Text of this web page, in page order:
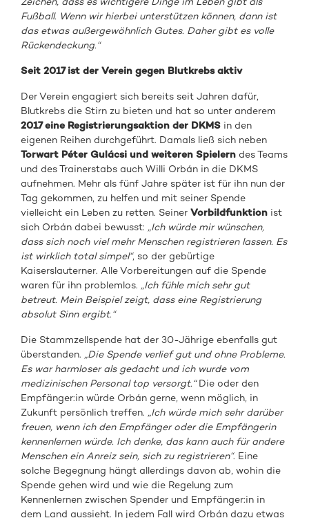
Fußball. Wenn wir hierbei unterstützen können, dann ist
das etwas außergewöhnlich Gutes. Daher gibt es volle
Rückendeckung.“
Seit 2017 ist der Verein gegen Blutkrebs aktiv
Der Verein engagiert sich bereits seit Jahren dafür,
Blutkrebs die Stirn zu bieten und hat so unter anderem
2017 eine Registrierungsaktion der DKMS in den
eigenen Reihen durchgeführt. Damals ließ sich neben
Torwart Péter Gulácsi und weiteren Spielern des Teams
und des Trainerstabs auch Willi Orbán in die DKMS
aufnehmen. Mehr als fünf Jahre später ist für ihn nun der
Tag gekommen, zu helfen und mit seiner Spende
vielleicht ein Leben zu retten. SeinerVorbildfunktion ist
sich Orbán dabei bewusst: „Ich würde mir wünschen,
dass sich noch viel mehr Menschen registrieren lassen. Es
ist wirklich total simpel“, so der gebürtige
Kaiserslauterner. Alle Vorbereitungen auf die Spende
waren für ihn problemlos. „Ich fühle mich sehr gut
betreut. Mein Beispiel zeigt, dass eine Registrierung
absolut Sinn ergibt.“
Die Stammzellspende hat der 30-Jährige ebenfalls gut
überstanden. „Die Spende verlief gut und ohne Probleme.
Es war harmloser als gedacht und ich wurde vom
medizinischen Personal top versorgt.“Die oder den
Empfänger:in würde Orbán gerne, wenn möglich, in
Zukunft persönlich treffen. „Ich würde mich sehr darüber
freuen, wenn ich den Empfänger oder die Empfängerin
kennenlernen würde. Ich denke, das kann auch für andere
Menschen ein Anreiz sein, sich zu registrieren“. Eine
solche Begegnung hängt allerdings davon ab, wohin die
Spende gehen wird und wie die Regelung zum
Kennenlernen zwischen Spender und Empfänger:in in
dem Land aussieht. In jedem Fall wird Orbán dazu etwas